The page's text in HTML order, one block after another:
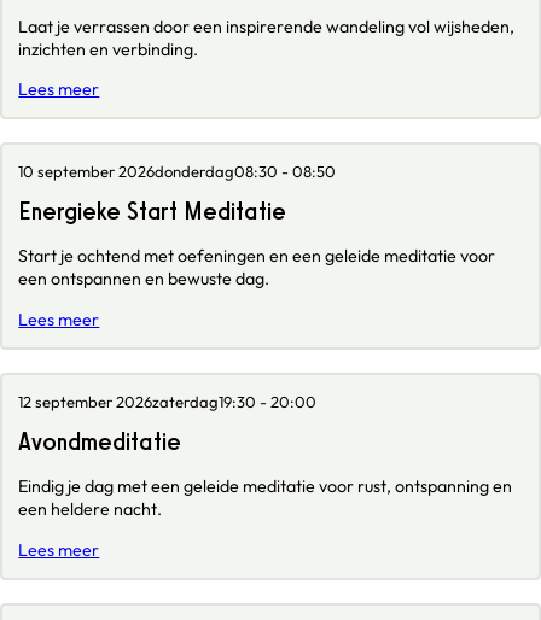
Laat je verrassen door een inspirerende wandeling vol wijsheden,
inzichten en verbinding.
Lees meer
10 september 2026donderdag08:30 - 08:50
Energieke Start Meditatie
Start je ochtend met oefeningen en een geleide meditatie voor
een ontspannen en bewuste dag.
Lees meer
12 september 2026zaterdag19:30 - 20:00
Avondmeditatie
Eindig je dag met een geleide meditatie voor rust, ontspanning en
een heldere nacht.
Lees meer